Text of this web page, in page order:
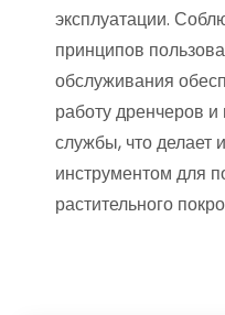
эксплуатации.
принципов
обслуживания
работу дренчеров
службы, что делает
инструментом для
растительного